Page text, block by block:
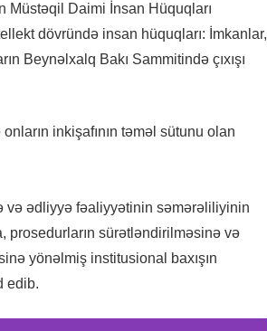
Müstəqil Daimi İnsan Hüquqları
dövründə insan hüquqları: İmkanlar,
Beynəlxalq Bakı Sammitində çıxışı
inkişafının təməl sütunu olan
və ədliyyə fəaliyyətinin səmərəliliyinin
prosedurların sürətləndirilməsinə və
yönəlmiş institusional baxışın
edib.